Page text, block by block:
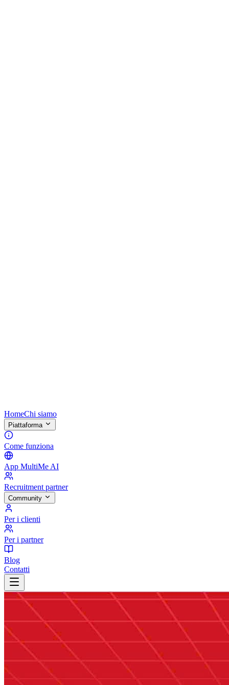
HomeChi siamo
Piattaforma
Come funziona
App MultiMe AI
Recruitment partner
Community
Per i clienti
Per i partner
Blog
Contatti